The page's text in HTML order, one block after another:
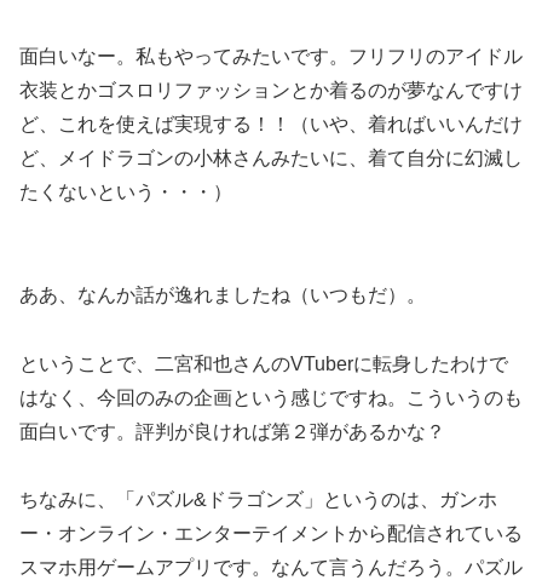
面白いなー。私もやってみたいです。フリフリのアイドル
衣装とかゴスロリファッションとか着るのが夢なんですけ
ど、これを使えば実現する！！（いや、着ればいいんだけ
ど、メイドラゴンの小林さんみたいに、着て自分に幻滅し
たくないという・・・）
ああ、なんか話が逸れましたね（いつもだ）。
ということで、二宮和也さんのVTuberに転身したわけで
はなく、今回のみの企画という感じですね。こういうのも
面白いです。評判が良ければ第２弾があるかな？
ちなみに、「パズル&ドラゴンズ」というのは、ガンホ
ー・オンライン・エンターテイメントから配信されている
スマホ用ゲームアプリです。なんて言うんだろう。パズル